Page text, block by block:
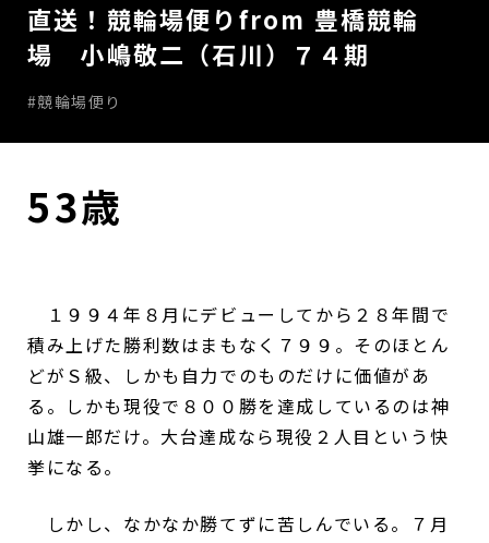
直送！競輪場便りfrom 豊橋競輪
場 小嶋敬二（石川）７４期
#競輪場便り
53歳
１９９４年８月にデビューしてから２８年間で
積み上げた勝利数はまもなく７９９。そのほとん
どがＳ級、しかも自力でのものだけに価値があ
る。しかも現役で８００勝を達成しているのは神
山雄一郎だけ。大台達成なら現役２人目という快
挙になる。
しかし、なかなか勝てずに苦しんでいる。７月